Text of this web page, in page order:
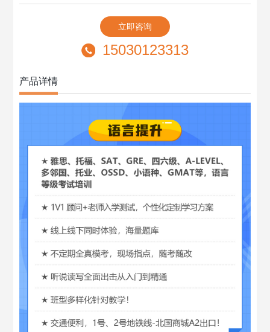
立即咨询
15030123313
产品详情